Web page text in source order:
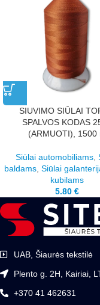
SIUVIMO SIŪLAI
SPALVOS KODAS
(ARMUOTI), 1500
Siūlai automobiliams
baldams, Siūlai
kubilams
5.80 €
UAB, Šiaurės tekstilė
Plento g. 2H, Kairiai,
+370 41 462631